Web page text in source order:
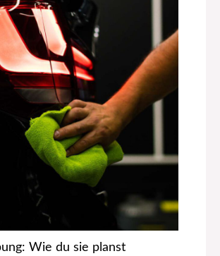
Wie du sie planst